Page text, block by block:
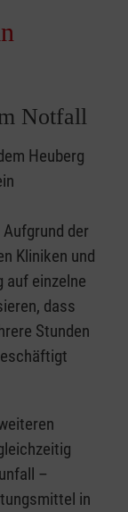
Notfall
Heuberg
der
Kliniken und
auf einzelne
dass
Stunden
–
in